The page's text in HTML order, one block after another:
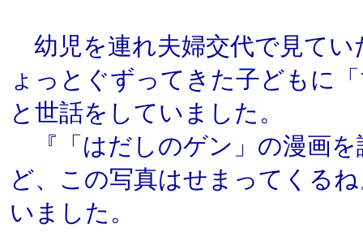
幼児を連れ夫婦交代で見てい
ょっとぐずってきた子どもに
と世話をしていました。
『「はだしのゲン」の漫画を
ど、この写真はせまってくる
いました。